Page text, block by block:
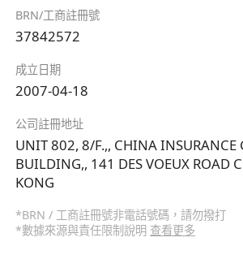
BRN/工商註冊號
37842572
成立日期
2007-04-18
公司註冊地址
UNIT 802, 8/F.,, CHINA INSURANCE
BUILDING,, 141 DES VOEUX ROAD
KONG
*BRN / 工商註冊號非電話號碼，請勿撥打
*數據來源與責任限制說明 查看更多